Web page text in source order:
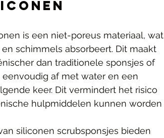
is een niet-poreus materiaal, wat
schimmels absorbeert. Dit maakt
dan traditionele sponsjes of
af met water en een
keer. Dit vermindert het risico
hulpmiddelen kunnen worden
siliconen scrubsponsjes bieden